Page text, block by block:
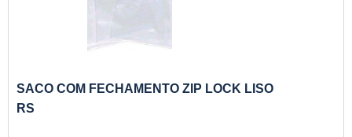
SACO COM FECHAMENTO ZIP LOCK LISO
RS